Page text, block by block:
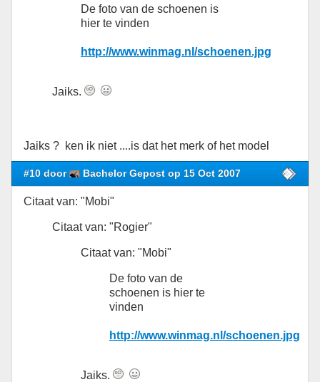
De foto van de schoenen is
hier te vinden
http://www.winmag.nl/schoenen.jpg
Jaiks.
Jaiks ? ken ik niet ....is dat het merk of het model
#10 door Bachelor Gepost op 15 Oct 2007
Citaat van: "Mobi"
Citaat van: "Rogier"
Citaat van: "Mobi"
De foto van de
schoenen is hier te
vinden
http://www.winmag.nl/schoenen.jpg
Jaiks.